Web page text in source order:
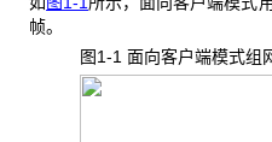
帧。
图1-1 面向客户端模式组